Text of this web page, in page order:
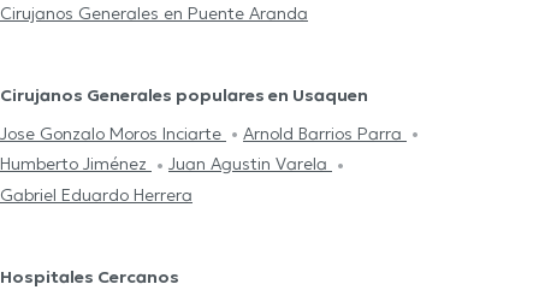
Cirujanos Generales en Puente Aranda
Cirujanos Generales populares en Usaquen
Jose Gonzalo Moros Inciarte
Arnold Barrios Parra
Humberto Jiménez
Juan Agustin Varela
Gabriel Eduardo Herrera
Hospitales Cercanos